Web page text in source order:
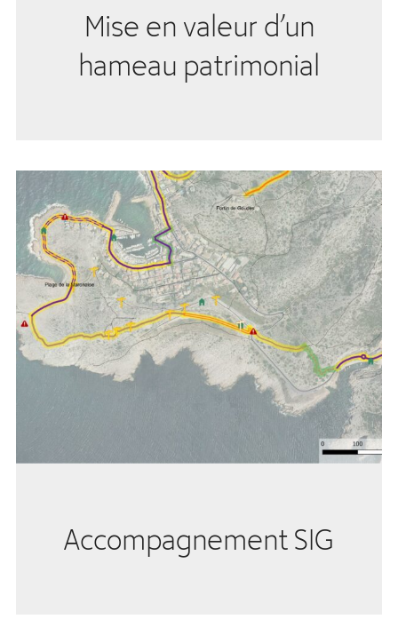
Mise en valeur d’un
hameau patrimonial
Accompagnement SIG